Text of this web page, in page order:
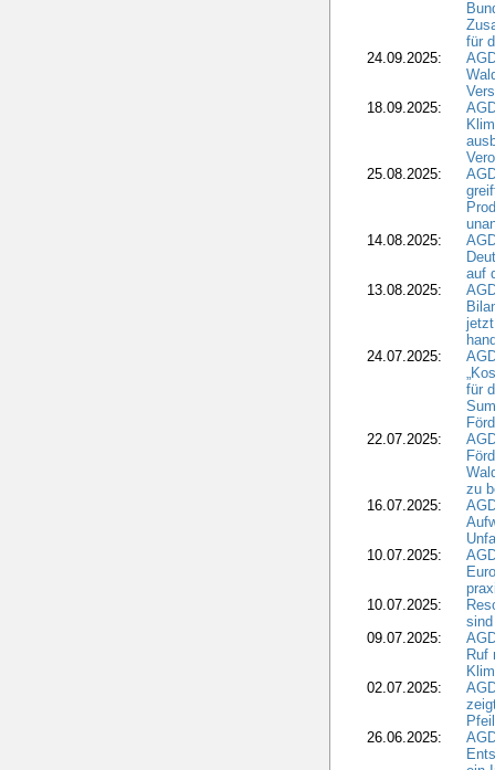
für
24.09.2025:
18.09.2025:
25.08.2025:
14.08.2025:
auf
13.08.2025:
24.07.2025:
für
22.07.2025:
zu
16.07.2025:
10.07.2025:
10.07.2025:
09.07.2025:
Ruf
02.07.2025:
26.06.2025: